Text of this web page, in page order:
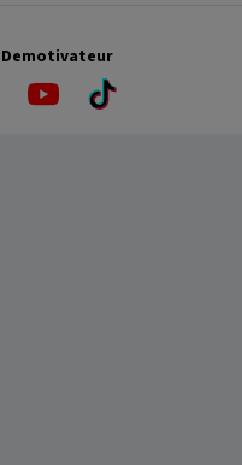
Demotivateur